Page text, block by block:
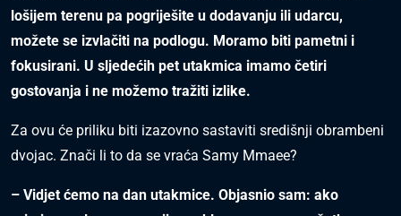
lošijem terenu pa pogriješite u dodavanju ili udarcu,
možete se izvlačiti na podlogu. Moramo biti pametni i
fokusirani. U sljedećih pet utakmica imamo četiri
gostovanja i ne možemo tražiti izlike.
Za ovu će priliku biti izazovno sastaviti središnji obrambeni
dvojac. Znači li to da se vraća Samy Mmaee?
– Vidjet ćemo na dan utakmice. Objasnio sam: ako